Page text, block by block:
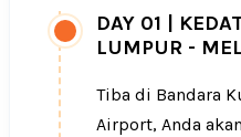
DAY 01 |
LUMPUR -
Tiba di Bandara
Airport, Anda